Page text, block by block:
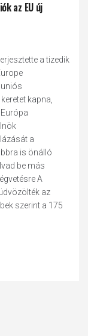
az EU új
a tizedik
kapna,
a
is önálló
be más
A
az
szerint a 175